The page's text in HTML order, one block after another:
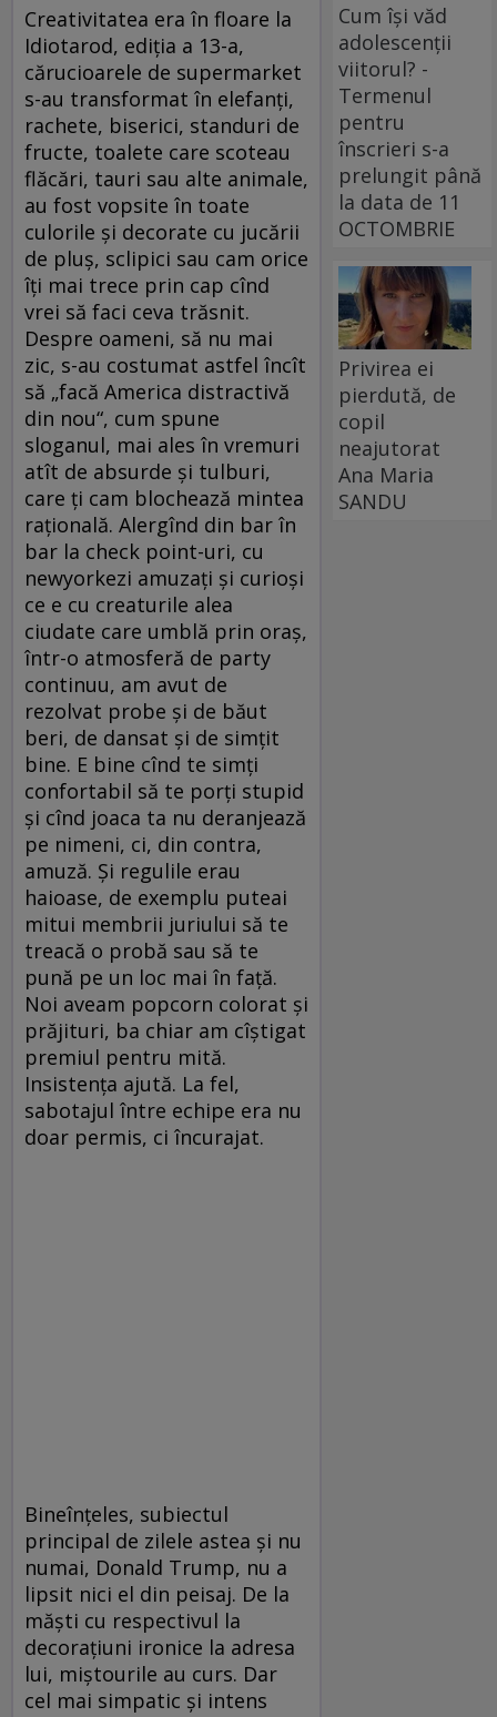
Creativitatea era în floare la
Idio­tarod, ediția a 13-a,
cărucioarele de supermarket
s-au transformat în elefanți,
rachete, biserici, standuri de
fructe, toalete care scoteau
flăcări, tauri sau alte animale,
au fost vopsite în toate
culorile și decorate cu jucării
de pluș, sclipici sau cam orice
îți mai trece prin cap cînd
vrei să faci ceva trăsnit.
Despre oameni, să nu mai
zic, s-au costumat astfel încît
să „facă America distractivă
din nou“, cum spune
sloganul, mai ales în vremuri
atît de absurde și tulburi,
care ți cam blochează mintea
rațională. Alergînd din bar în
bar la check point-uri, cu
newyorkezi amuzați și curioși
ce e cu creaturile alea
ciudate care umblă prin oraș,
într-o atmosferă de party
continuu, am avut de
rezolvat probe și de băut
beri, de dansat și de simțit
bine. E bine cînd te simți
confortabil să te porți stupid
și cînd joaca ta nu deranjează
pe nimeni, ci, din contra,
amuză. Și regulile erau
haioase, de exemplu puteai
mitui membrii juriului să te
treacă o probă sau să te
pună pe un loc mai în față.
Noi aveam popcorn colorat și
prăjituri, ba chiar am cîștigat
premiul pentru mită.
Insistența ajută. La fel,
sabotajul între echipe era nu
doar permis, ci încurajat.
Bineînțeles, subiectul
principal de zilele astea și nu
numai, Donald Trump, nu a
lipsit nici el din peisaj. De la
măști cu respectivul la
decorațiuni ironice la adresa
lui, miștourile au curs. Dar
cel mai simpatic și intens
Cum își văd
adolescenții
viitorul? -
Termenul
pentru
înscrieri s-a
prelungit până
la data de 11
OCTOMBRIE
Privirea ei
pierdută, de
copil
neajutorat
Ana Maria
SANDU